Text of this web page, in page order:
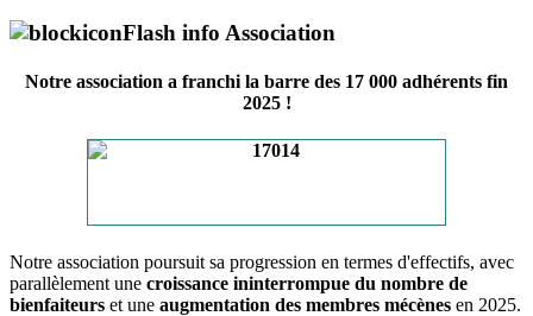
Flash info Association
Notre association a franchi la barre des 17 000 adhérents fin
2025 !
Notre association poursuit sa progression en termes d'effectifs, avec
parallèlement une croissance ininterrompue du nombre de
bienfaiteurs et une augmentation des membres mécènes en 2025.